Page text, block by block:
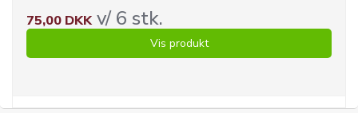
75,00 DKKv/ 6 stk.
Vis produkt